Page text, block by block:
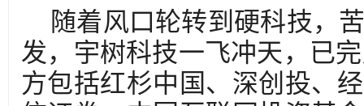
随着风口轮转到硬科技，
发，宇树科技一飞冲天，已
方包括红杉中国、深创投、